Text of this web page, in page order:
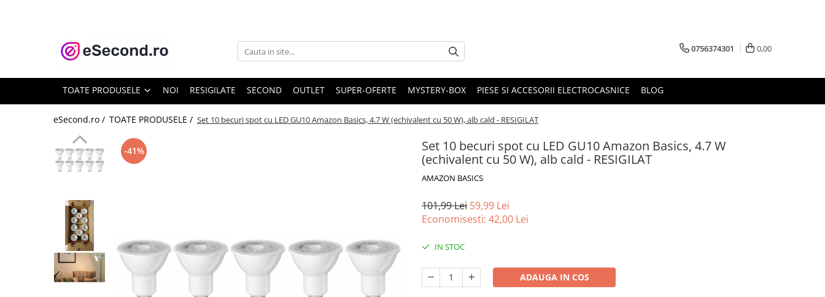
TOATE PRODUSELE
Accesorii Auto
Covorase auto
Echipamente pentru Atelier
Electronice Auto
Intretinere & Cosmetica auto
Trotinete electrice
Casa, Gradina & Bricolaj
Bucatarie & Servire
Curatenie si intretinere
0756374301 0,00
TOATE PRODUSELE NOI RESIGILATE SECOND OUTLET SUPER-OFERTE MYSTERY-BOX PIESE SI ACCESORII ELECTROCASNICE BLOG
eSecond.ro / TOATE PRODUSELE / Set 10 becuri spot cu LED GU10 Amazon Basics, 4.7 W (echivalent cu 50 W), alb cald - RESIGILAT
Set 10 becuri spot cu LED GU10 Amazon Basics, 4.7 W
(echivalent cu 50 W), alb cald - RESIGILAT
AMAZON BASICS
-41%
101,99 Lei 59,99 Lei
Economisesti: 42,00 Lei
IN STOC
ADAUGA IN COS